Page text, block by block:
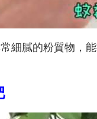
細膩的粉質物，